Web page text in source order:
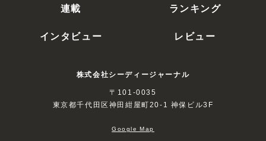
連載
ランキング
インタビュー
レビュー
株式会社シーディージャーナル
〒101-0035
東京都千代田区神田紺屋町20-1 神保ビル3F
Google Map